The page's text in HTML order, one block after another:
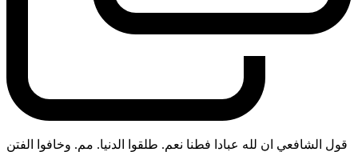
قول الشافعي ان لله عبادا فطنا نعم. طلقوا الدنيا. مم. وخافوا الفتن